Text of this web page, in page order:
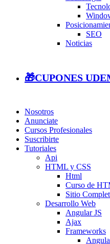
SEO
Noticias
🎁CUPONES
Nosotros
Anunciate
Cursos Profesionales
Suscribirte
Tutoriales
Api
HTML y CSS
Html
Curso de
Sitio
Desarrollo Web
Angular JS
Ajax
Frameworks